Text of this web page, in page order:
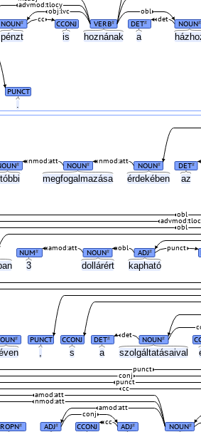
pénzt is hoznának a
.
NOUN# CCONJ VERB# DET# NOUN#
cc det
obl
obj:lvc
advmod:tlocy
PUNCT
megfogalmazása érdekében az
3 dollárért kapható
s a szolgáltatásaival
# NOUN# NOUN# DET#
nmod:att nmod:att
NUM# NOUN# ADJ# punct
amod:att obl
obl
obl
# PUNCT CCONJ DET# NOUN#
det
# ADJ# CCONJ ADJ# NOUN#
cc
conj
amod:att
nmod:att
amod:att
cc
punct
conj
punct